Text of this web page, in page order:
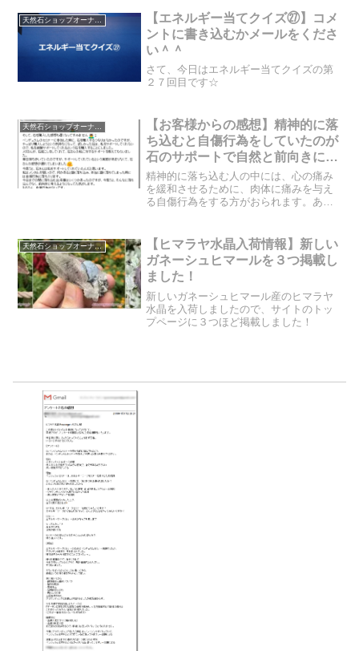
た。良くない出来事が頻繁に起こる場合
は、その原因を一つ一つ突き...
【エネルギー当てクイズ㉗】コメ
ントに書き込むかメールをくださ
い＾＾
さて、今日はエネルギー当てクイズの第
２７回目です☆
天然石ショップオーナーのブログ
【お客様からの感想】精神的に落
ち込むと自傷行為をしていたのが
石のサポートで自然と前向きにな
れていた
精神的に落ち込む人の中には、心の痛み
を緩和させるために、肉体に痛みを与え
る自傷行為をする方がおられます。あと
ったようなのです。石起こしの結果は、
いったいどのような内容だ...
天然石ショップオーナーのブログ
【ヒマラヤ水晶入荷情報】新しい
ガネーシュヒマールを３つ掲載し
ました！
新しいガネーシュヒマール産のヒマラヤ
水晶を入荷しましたので、サイトのトッ
プページに３つほど掲載しました！